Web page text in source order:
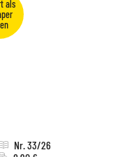
Nr. 33/26